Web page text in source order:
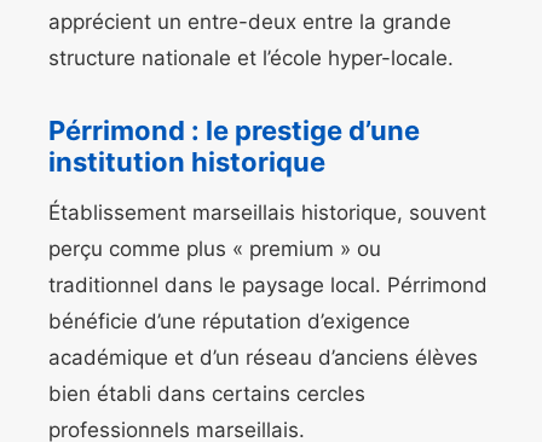
apprécient un entre-deux entre la grande
structure nationale et l’école hyper-locale.
Pérrimond : le prestige d’une
institution historique
Établissement marseillais historique, souvent
perçu comme plus « premium » ou
traditionnel dans le paysage local. Pérrimond
bénéficie d’une réputation d’exigence
académique et d’un réseau d’anciens élèves
bien établi dans certains cercles
professionnels marseillais.